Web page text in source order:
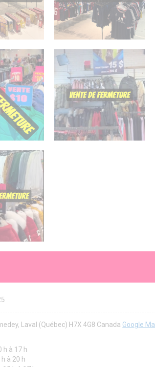
Laval (Québec) H7X 4G8 Canada Google
h à 17 h
à 20 h